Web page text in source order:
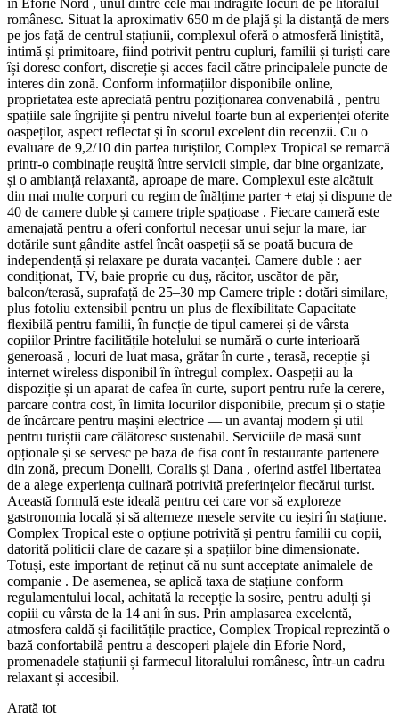
românesc. Situat la aproximativ 650 m de plajă și la distanță de mers
pe jos față de centrul stațiunii, complexul oferă o atmosferă liniștită,
intimă și primitoare, fiind potrivit pentru cupluri, familii și turiști care
își doresc confort, discreție și acces facil către principalele puncte de
interes din zonă. Conform informațiilor disponibile online,
proprietatea este apreciată pentru poziționarea convenabilă , pentru
spațiile sale îngrijite și pentru nivelul foarte bun al experienței oferite
oaspeților, aspect reflectat și în scorul excelent din recenzii. Cu o
evaluare de 9,2/10 din partea turiștilor, Complex Tropical se remarcă
printr-o combinație reușită între servicii simple, dar bine organizate,
și o ambianță relaxantă, aproape de mare. Complexul este alcătuit
din mai multe corpuri cu regim de înălțime parter + etaj și dispune de
40 de camere duble și camere triple spațioase . Fiecare cameră este
amenajată pentru a oferi confortul necesar unui sejur la mare, iar
dotările sunt gândite astfel încât oaspeții să se poată bucura de
independență și relaxare pe durata vacanței. Camere duble : aer
condiționat, TV, baie proprie cu duș, răcitor, uscător de păr,
balcon/terasă, suprafață de 25–30 mp Camere triple : dotări similare,
plus fotoliu extensibil pentru un plus de flexibilitate Capacitate
flexibilă pentru familii, în funcție de tipul camerei și de vârsta
copiilor Printre facilitățile hotelului se numără o curte interioară
generoasă , locuri de luat masa, grătar în curte , terasă, recepție și
internet wireless disponibil în întregul complex. Oaspeții au la
dispoziție și un aparat de cafea în curte, suport pentru rufe la cerere,
parcare contra cost, în limita locurilor disponibile, precum și o stație
de încărcare pentru mașini electrice — un avantaj modern și util
pentru turiștii care călătoresc sustenabil. Serviciile de masă sunt
opționale și se servesc pe baza de fisa cont în restaurante partenere
din zonă, precum Donelli, Coralis și Dana , oferind astfel libertatea
de a alege experiența culinară potrivită preferințelor fiecărui turist.
Această formulă este ideală pentru cei care vor să exploreze
gastronomia locală și să alterneze mesele servite cu ieșiri în stațiune.
Complex Tropical este o opțiune potrivită și pentru familii cu copii,
datorită politicii clare de cazare și a spațiilor bine dimensionate.
Totuși, este important de reținut că nu sunt acceptate animalele de
companie . De asemenea, se aplică taxa de stațiune conform
regulamentului local, achitată la recepție la sosire, pentru adulți și
copiii cu vârsta de la 14 ani în sus. Prin amplasarea excelentă,
atmosfera caldă și facilitățile practice, Complex Tropical reprezintă o
bază confortabilă pentru a descoperi plajele din Eforie Nord,
promenadele stațiunii și farmecul litoralului românesc, într-un cadru
relaxant și accesibil.
Arată tot